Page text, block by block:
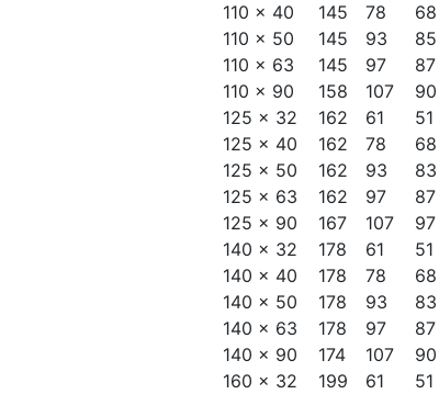
110 x 40
145 78 68
110 x 50
145 93 85
110 x 63
145 97 87
110 x 90
158 107 90
125 x 32
162 61 51
125 x 40
162 78 68
125 x 50
162 93 83
125 x 63
162 97 87
125 x 90
167 107 97
140 x 32
178 61 51
140 x 40
178 78 68
140 x 50
178 93 83
140 x 63
178 97 87
140 x 90
174 107 90
160 x 32
199 61 51